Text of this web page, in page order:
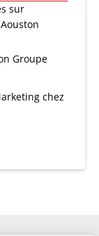
sur
Groupe
chez